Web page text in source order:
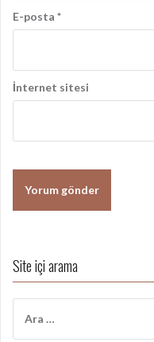
E-posta *
İnternet sitesi
Site içi arama